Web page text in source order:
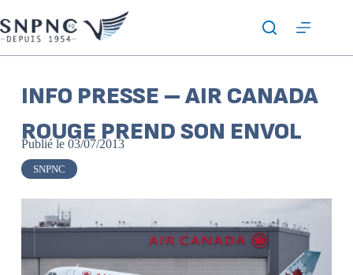
INFO PRESSE – AIR CANADA
ROUGE PREND SON ENVOL
Publié le 03/07/2013
SNPNC